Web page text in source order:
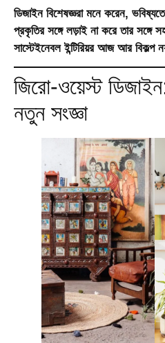
ডিজাইন বিশেষজ্ঞরা মনে করেন,
প্রকৃতির সঙ্গে লড়াই না করে তার সঙ্গে
সাস্টেইনেবল ইন্টিরিয়র আজ আর বিকল্প
জিরো-ওয়েস্ট ডিজাইন:
নতুন সংজ্ঞা